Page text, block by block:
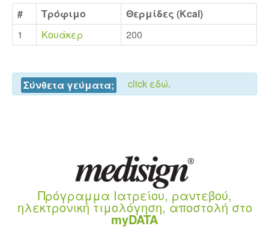
# Τρόφιμο
Θερμίδες (Kcal)
1
Κουάκερ 200
Σύνθετα γεύματα; click εδώ.
Πρόγραμμα Ιατρείου, ραντεβού,
ηλεκτρονική τιμολόγηση, αποστολή στο
myDATA